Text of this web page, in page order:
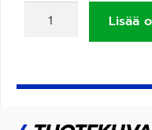
Lisää